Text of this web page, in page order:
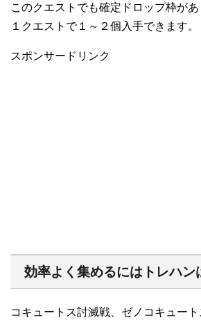
このクエストでも確定ドロップ枠があ
１クエストで１～２個入手できます。
スポンサードリンク
効率よく集めるにはトレハン
コキュートス討滅戦、ゼノコキュー